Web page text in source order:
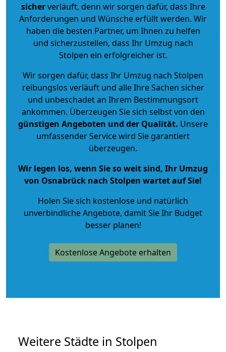
sicherverläuft, denn wir sorgen dafür, dass Ihre
Anforderungen und Wünsche erfüllt werden. Wir
haben die besten Partner, um Ihnen zu helfen
und sicherzustellen, dass Ihr Umzug nach
Stolpen ein erfolgreicher ist.
Wir sorgen dafür, dass Ihr Umzug nach Stolpen
reibungslos verläuft und alle Ihre Sachen sicher
und unbeschadet an Ihrem Bestimmungsort
ankommen. Überzeugen Sie sich selbst von den
günstigen Angeboten und der Qualität. Unsere
umfassender Service wird Sie garantiert
überzeugen.
Wir legen los, wenn Sie so weit sind, Ihr Umzug
von Osnabrück nach Stolpen wartet auf Sie!
Holen Sie sich kostenlose und natürlich
unverbindliche Angebote, damit Sie Ihr Budget
besser planen!
Kostenlose Angebote erhalten
Weitere Städte in Stolpen